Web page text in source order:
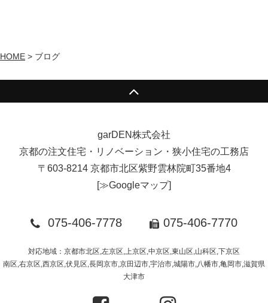
HOME > ブログ
garDEN株式会社
京都の注文住宅・リノベーション・狭小住宅の工務店
〒603-8214 京都市北区紫野雲林院町35番地4
[≫Googleマップ]
075-406-7778 075-406-7770
対応地域：京都市北区,左京区,上京区,中京区,東山区,山科区,下京区
南区,右京区,西京区,伏見区,長岡京市,京田辺市,宇治市,城陽市,八幡市,亀岡市,滋賀県
大津市